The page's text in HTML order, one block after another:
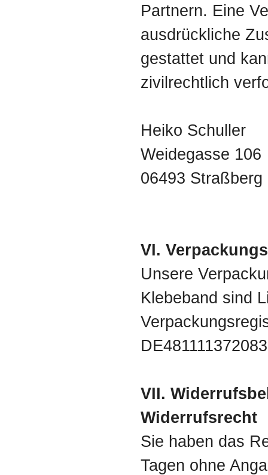
Partnern. Eine
ausdrückliche
gestattet und
zivilrechtlich
Heiko Schuller
Weidegasse 106
06493 Straßberg
VI.
Unsere
Klebeband sind
VII.
Widerrufsrecht
Sie haben das
Tagen ohne